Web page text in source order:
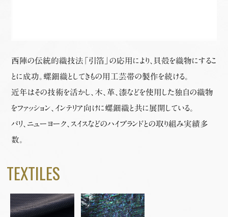
西陣の伝統的織技法「引箔」の応用により、貝殻を織物にするこ
とに成功。螺鈿織としてきもの用工芸帯の製作を続ける。
近年はその技術を活かし、木、革、漆などを使用した独自の織物
をファッション、インテリア向けに螺鈿織と共に展開している。
パリ、ニューヨーク、スイスなどのハイブランドとの取り組み実績多
数。
TEXTILES